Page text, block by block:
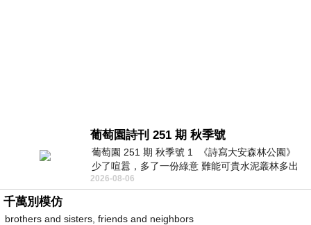
葡萄園詩刊 251 期 秋季號
葡萄園 251 期 秋季號 1 《詩寫大安森林公園》
少了喧囂，多了一份綠意 難能可貴水泥叢林多出
一
2026-08-06
千萬別模仿
brothers and sisters, friends and neighbors